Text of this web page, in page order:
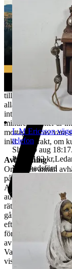
avser ej det externa
konsumenten/
börjar utföras och
tjänsten har
används för att ej
kundens konto för
REKLAMATION
Vid Reklamation
till
alla sidor och
inte lever upp till
mindre defekter är
mottagande av vara
inkl. returfrakt, om
Avhämtning
Om ingen annan
på Tjalmargatan 4B
Avhämtning av
auktion. Om varan
rätten till
går det skicka ett
efternamn,
förpackade &
av skrymmande
Varorna finns att
visning kontakta oss,
L M Ericsson
telefon
Sluttid
9 aug 18:17.
Pris:
1 182 kr,
Marknadsförd